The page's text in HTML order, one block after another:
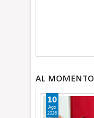
AL MOMENTO
10
Ago
2026